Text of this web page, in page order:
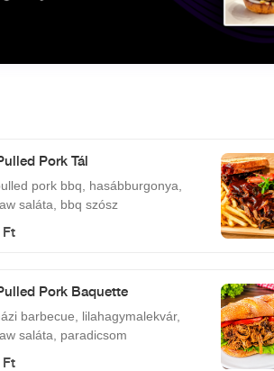
Pork Tál
pork bbq, hasábburgonya,
saláta, bbq szósz
Ft
Pork Baquette
barbecue, lilahagymalekvár,
saláta, paradicsom
Ft